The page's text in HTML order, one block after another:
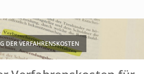
DER VERFAHRENSKOSTEN